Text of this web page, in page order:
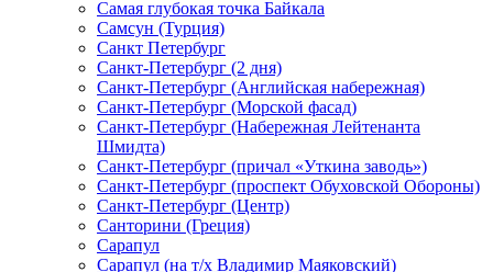
Самая глубокая точка Байкала
Самсун (Турция)
Санкт Петербург
Санкт-Петербург (2 дня)
Санкт-Петербург (Английская набережная)
Санкт-Петербург (Морской фасад)
Санкт-Петербург (Набережная Лейтенанта
Шмидта)
Санкт-Петербург (причал «Уткина заводь»)
Санкт-Петербург (проспект Обуховской Обороны)
Санкт-Петербург (Центр)
Санторини (Греция)
Сарапул
Сарапул (на т/х Владимир Маяковский)